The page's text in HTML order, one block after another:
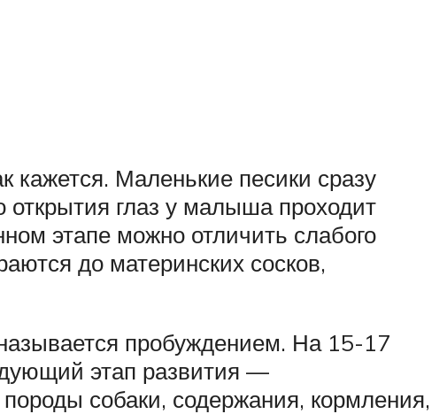
Маленькие песики сразу
глаз у малыша проходит
этапе можно отличить слабого
до материнских сосков,
пробуждением. На 15-17
этап развития —
собаки, содержания, кормления,